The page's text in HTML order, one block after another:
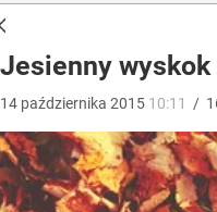
Jesienny wyskok
14 października 2015 10:11 /